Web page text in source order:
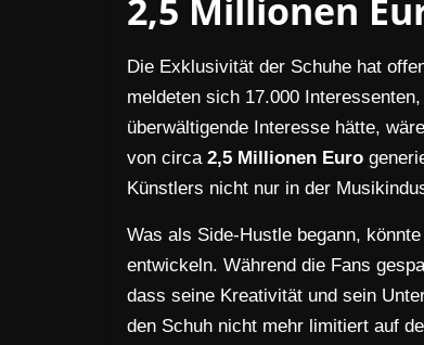
2,5 Millionen
Die Exklusivität der Schuhe hat
meldeten sich 17.000
überwältigende Interesse hätte,
von circa 2,5 Millionen Euro
Künstlers nicht nur in der
Was als Side-Hustle begann,
entwickeln. Während die Fans
dass seine Kreativität und sein
den Schuh nicht mehr limitiert auf